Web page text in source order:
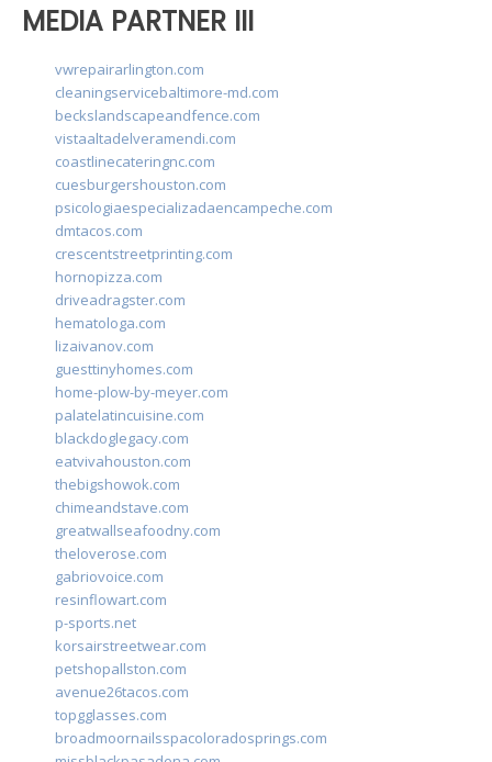
MEDIA PARTNER III
vwrepairarlington.com
cleaningservicebaltimore-md.com
beckslandscapeandfence.com
vistaaltadelveramendi.com
coastlinecateringnc.com
cuesburgershouston.com
psicologiaespecializadaencampeche.com
dmtacos.com
crescentstreetprinting.com
hornopizza.com
driveadragster.com
hematologa.com
lizaivanov.com
guesttinyhomes.com
home-plow-by-meyer.com
palatelatincuisine.com
blackdoglegacy.com
eatvivahouston.com
thebigshowok.com
chimeandstave.com
greatwallseafoodny.com
theloverose.com
gabriovoice.com
resinflowart.com
p-sports.net
korsairstreetwear.com
petshopallston.com
avenue26tacos.com
topgglasses.com
broadmoornailsspacoloradosprings.com